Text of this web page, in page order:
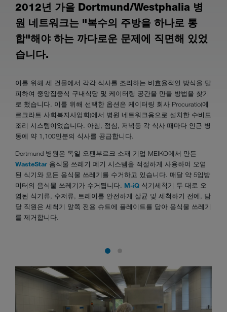
2012년 가을 Dortmund/Westphalia 병
원 네트워크는 "복수의 주방을 하나로 통
합"해야 하는 까다로운 문제에 직면해 있었
습니다.
이를 위해 세 건물에서 각각 식사를 조리하는 비효율적인 방식을 탈
피하여 중앙집중식 구내식당 및 케이터링 공간을 만들 방법을 찾기
로 했습니다. 이를 위해 선택한 옵션은 케이터링 회사 Procuratio(에
르크라트 사회복지사업회)에서 병원 네트워크용으로 설치한 수비드
조리 시스템이었습니다. 아침, 점심, 저녁등 각 식사 때마다 인근 병
동에 약 1,100인분의 식사를 공급합니다.
Dortmund 병원은 독일 오펜부르크 소재 기업 MEIKO에서 만든
WasteStar 음식물 쓰레기 폐기 시스템을 적절하게 사용하여 오염
된 식기와 모든 음식물 쓰레기를 수거하고 있습니다. 매달 약 5입방
미터의 음식물 쓰레기가 수거됩니다. M-iQ 식기세척기 두 대로 오
염된 식기류, 수저류, 트레이를 안전하게 살균 및 세척하기 전에, 담
당 직원은 세척기 앞쪽 전용 슈트에 플레이트를 담아 음식물 쓰레기
를 제거합니다.